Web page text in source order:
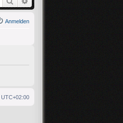
Anmelden
UTC+02:00